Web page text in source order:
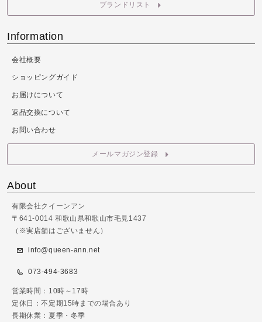
ブランドリスト
Information
会社概要
ショッピングガイド
お届けについて
返品交換について
お問い合わせ
メールマガジン登録
About
有限会社クイーンアン
〒641-0014 和歌山県和歌山市毛見1437
（※実店舗はございません）
info@queen-ann.net
073-494-3683
営業時間：10時～17時
定休日：不定期15時までの場合あり
長期休業：夏季・冬季